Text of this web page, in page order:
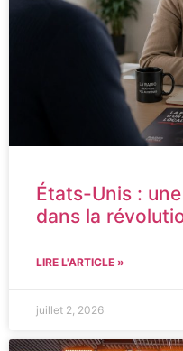
États-Unis :
dans la
LIRE L'ARTICLE »
juillet 2, 2026